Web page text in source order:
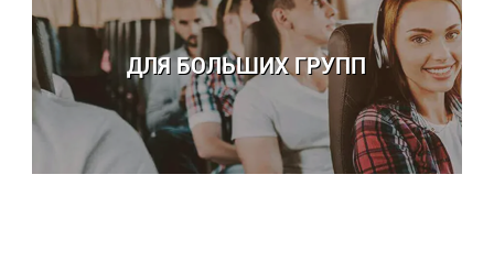
ДЛЯ БОЛЬШИХ ГРУПП